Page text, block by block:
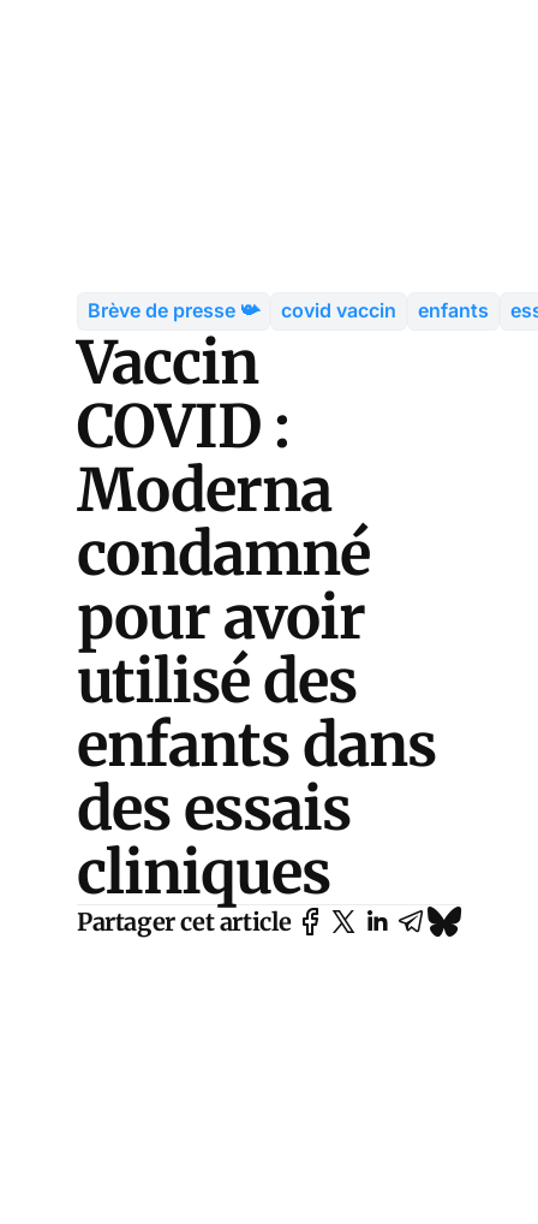
Brève de presse 📯 covid vaccin enfants
Vaccin
COVID :
Moderna
condamné
pour avoir
utilisé des
enfants dans
des essais
cliniques
Partager cet article